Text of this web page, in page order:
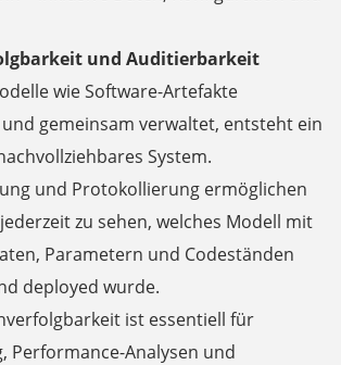
und Auditierbarkeit
wie Software-Artefakte
gemeinsam verwaltet, entsteht ein
System.
und Protokollierung ermöglichen
zu sehen, welches Modell mit
Parametern und Codeständen
deployed wurde.
ist essentiell für
Performance-Analysen und